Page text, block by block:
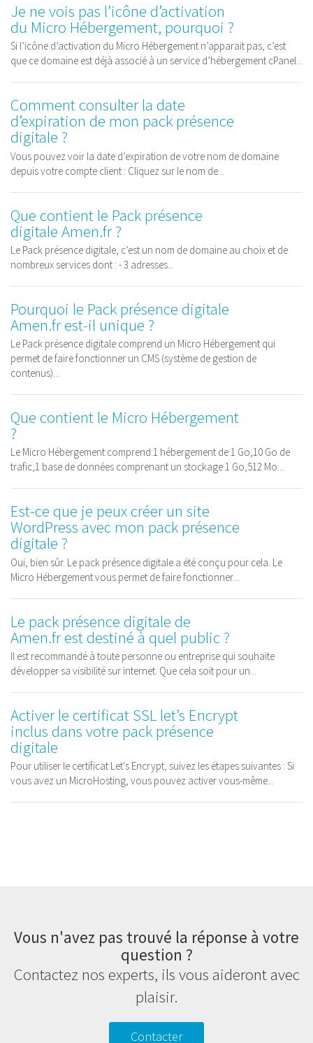
Je ne vois pas l’icône d’activation
du Micro Hébergement, pourquoi ?
Si l’icône d’activation du Micro Hébergement n’apparait pas, c’est
que ce domaine est déjà associé à un service d’hébergement cPanel...
Comment consulter la date
d’expiration de mon pack présence
digitale ?
Vous pouvez voir la date d’expiration de votre nom de domaine
depuis votre compte client : Cliquez sur le nom de...
Que contient le Pack présence
digitale Amen.fr ?
Le Pack présence digitale, c’est un nom de domaine au choix et de
nombreux services dont : - 3 adresses...
Pourquoi le Pack présence digitale
Amen.fr est-il unique ?
Le Pack présence digitale comprend un Micro Hébergement qui
permet de faire fonctionner un CMS (système de gestion de
contenus)...
Que contient le Micro Hébergement
?
Le Micro Hébergement comprend:1 hébergement de 1 Go,10 Go de
trafic,1 base de données comprenant un stockage 1 Go,512 Mo...
Est-ce que je peux créer un site
WordPress avec mon pack présence
digitale ?
Oui, bien sûr. Le pack présence digitale a été conçu pour cela. Le
Micro Hébergement vous permet de faire fonctionner...
Le pack présence digitale de
Amen.fr est destiné à quel public ?
Il est recommandé à toute personne ou entreprise qui souhaite
développer sa visibilité sur internet. Que cela soit pour un...
Activer le certificat SSL let’s Encrypt
inclus dans votre pack présence
digitale
Pour utiliser le certificat Let's Encrypt, suivez les étapes suivantes : Si
vous avez un MicroHosting, vous pouvez activer vous-même...
Vous n'avez pas trouvé la réponse à votre
question ?
Contactez nos experts, ils vous aideront avec
plaisir.
Contacter